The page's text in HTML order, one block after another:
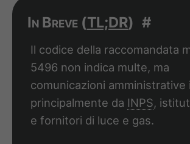
In Breve (TL;DR) #
Il codice della raccomandata
5496 non indica multe, ma
comunicazioni amministrative
principalmente da INPS,
e fornitori di luce e gas.